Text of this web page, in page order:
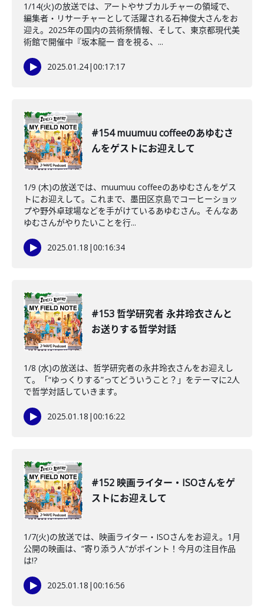
1/14(火)の放送では、アートやサブカルチャーの領域で、
編集者・リサーチャーとして活躍される石神俊大さんをお
迎え。2025年の国内の芸術祭情報、そして、東京都現代美
術館で開催中『坂本龍一 音を視る、...
2025.01.24|00:17:17
#154 muumuu coffeeのあゆむさ
んをゲストにお迎えして
1/9 (木)の放送では、muumuu coffeeのあゆむさんをゲス
トにお迎えして。これまで、墨田区京島でコーヒーショッ
プや野外卓球場などを手がけているあゆむさん。そんなあ
ゆむさんがやりたいことを行...
2025.01.18 |00:16:34
#153 哲学研究者 永井玲衣さんと
お送りする哲学対話
1/8 (水)の放送は、哲学研究者の永井玲衣さんをお迎えし
て。「“ゆっくりする”ってどういうこと？」をテーマに2人
で哲学対話していきます。
2025.01.18 |00:16:22
#152 映画ライター・ISOさんをゲ
ストにお迎えして
1/7(火)の放送では、映画ライター・ISOさんをお迎え。1月
公開の映画は、“寄り添う人”がポイント！今月の注目作品
は!?
2025.01.18 |00:16:56